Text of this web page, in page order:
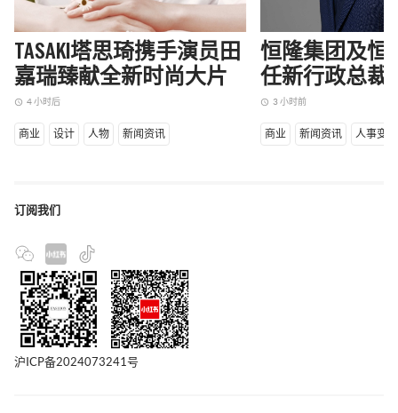
TASAKI塔思琦携手演员田
嘉瑞臻献全新时尚大片
access_time 4 小时后
商业 设计 人物 新闻资讯
恒隆集团及恒
任新行政总裁
access_time 3 小时前
商业 新闻资讯 人事变动
订阅我们
沪ICP备2024073241号